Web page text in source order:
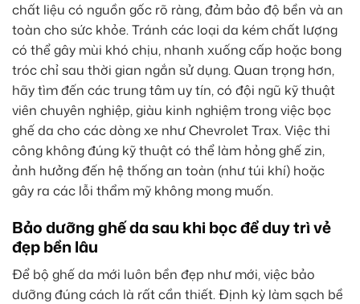
chất liệu có nguồn gốc rõ ràng, đảm bảo độ bền và an
toàn cho sức khỏe. Tránh các loại da kém chất lượng
có thể gây mùi khó chịu, nhanh xuống cấp hoặc bong
tróc chỉ sau thời gian ngắn sử dụng. Quan trọng hơn,
hãy tìm đến các trung tâm uy tín, có đội ngũ kỹ thuật
viên chuyên nghiệp, giàu kinh nghiệm trong việc bọc
ghế da cho các dòng xe như Chevrolet Trax. Việc thi
công không đúng kỹ thuật có thể làm hỏng ghế zin,
ảnh hưởng đến hệ thống an toàn (như túi khí) hoặc
gây ra các lỗi thẩm mỹ không mong muốn.
Bảo dưỡng ghế da sau khi bọc để duy trì vẻ
đẹp bền lâu
Để bộ ghế da mới luôn bền đẹp như mới, việc bảo
dưỡng đúng cách là rất cần thiết. Định kỳ làm sạch bề